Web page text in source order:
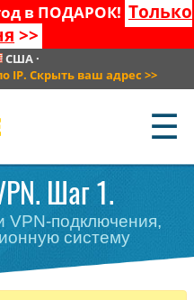
в ПОДАРОК! Только
>>
США·
IP. Скрыть ваш адрес >>
☰
Шаг 1.
VPN-подключения,
систему